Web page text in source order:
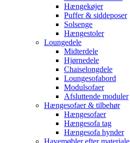
Hængekøjer
Puffer & siddeposer
Solsenge
Hængestoler
Loungedele
Midterdele
Hjørnedele
Chaiselongdele
Loungesofabord
Modulsofaer
Afsluttende moduler
Hængesofaer & tilbehør
Hængesofaer
Hængesofa tag
Hængesofa hynder